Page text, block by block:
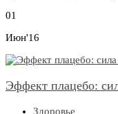
01
Июн'16
Эффект плацебо:
Здоровье